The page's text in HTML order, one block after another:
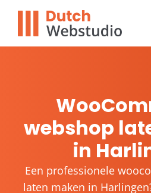
webshop
in
Een professionele
laten maken in